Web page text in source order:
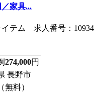
／家具...
テム 求人番号：
274,000円
長野市
無料）